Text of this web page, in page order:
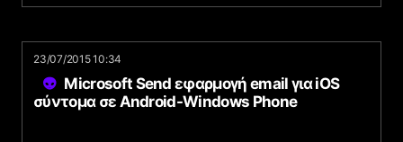
23/07/2015 10:34
Microsoft Send εφαρμογή email για iOS
σύντομα σε Android-Windows Phone